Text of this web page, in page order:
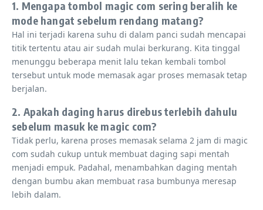
1. Mengapa tombol magic com sering beralih ke
mode hangat sebelum rendang matang?
Hal ini terjadi karena suhu di dalam panci sudah mencapai
titik tertentu atau air sudah mulai berkurang. Kita tinggal
menunggu beberapa menit lalu tekan kembali tombol
tersebut untuk mode memasak agar proses memasak tetap
berjalan.
2. Apakah daging harus direbus terlebih dahulu
sebelum masuk ke magic com?
Tidak perlu, karena proses memasak selama 2 jam di magic
com sudah cukup untuk membuat daging sapi mentah
menjadi empuk. Padahal, menambahkan daging mentah
dengan bumbu akan membuat rasa bumbunya meresap
lebih dalam.